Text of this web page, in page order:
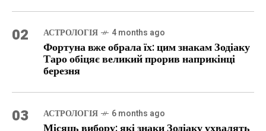
02 АСТРОЛОГІЯ 4 months ago
Фортуна вже обрала їх: цим знакам Зодіаку
Таро обіцяє великий прорив наприкінці
березня
03 АСТРОЛОГІЯ 6 months ago